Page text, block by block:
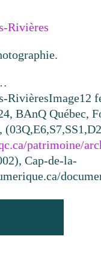
Rivières
RivièresImage12
BAnQ Québec,
patrimoine/
Cap-de-la-